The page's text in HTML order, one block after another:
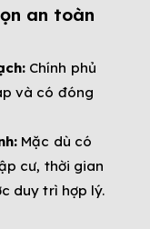
an toàn
Chính phủ
và có đóng
Mặc dù có
cư, thời gian
duy trì hợp lý.